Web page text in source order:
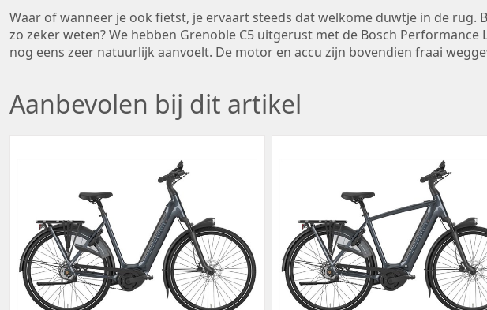
Waar of wanneer je ook fietst, je ervaart steeds dat welkome duwtje in de
zo zeker weten? We hebben Grenoble C5 uitgerust met de Bosch
nog eens zeer natuurlijk aanvoelt. De motor en accu zijn bovendien fraai
Aanbevolen bij dit artikel